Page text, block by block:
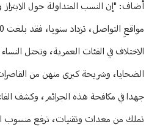
أضاف: "إن النسب المتداولة حول
الضحايا، وشريحة كبرى منهن من
جهدا في مكافحة هذه الجرائم، وكشف
تملك من معدات وتقنيات، ترفع منسوب